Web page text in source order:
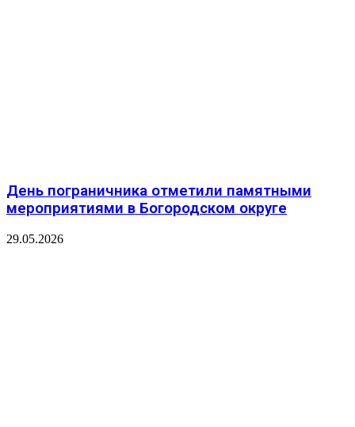
День пограничника отметили памятными
мероприятиями в Богородском округе
29.05.2026